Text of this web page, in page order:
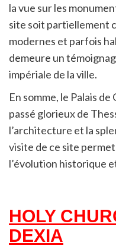
la vue sur les
site soit partiellement
modernes et parfois
demeure un
impériale de la ville.
En somme, le Palais
passé glorieux de
l’architecture et la
visite de ce site
l’évolution historique
HOLY
DEXIA